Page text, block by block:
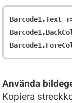
Barcode1.Text
Använda
Kopiera